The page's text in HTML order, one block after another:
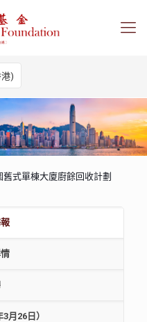
)
式單棟大廈廚餘回收計劃
月26日）